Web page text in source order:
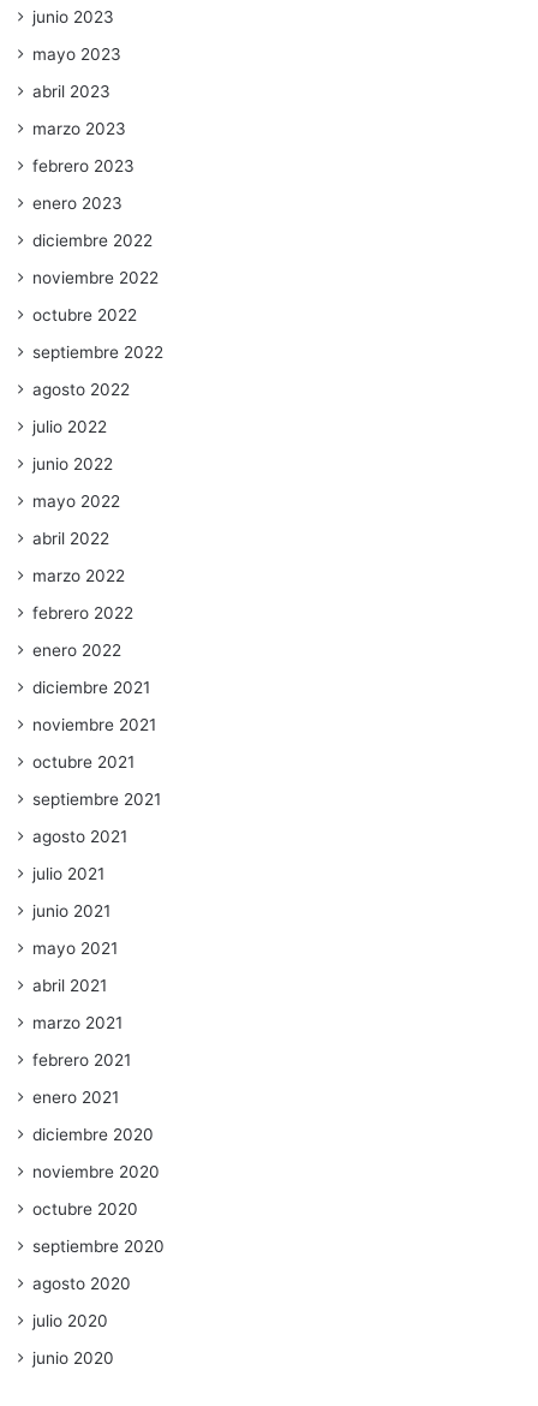
junio 2023
mayo 2023
abril 2023
marzo 2023
febrero 2023
enero 2023
diciembre 2022
noviembre 2022
octubre 2022
septiembre 2022
agosto 2022
julio 2022
junio 2022
mayo 2022
abril 2022
marzo 2022
febrero 2022
enero 2022
diciembre 2021
noviembre 2021
octubre 2021
septiembre 2021
agosto 2021
julio 2021
junio 2021
mayo 2021
abril 2021
marzo 2021
febrero 2021
enero 2021
diciembre 2020
noviembre 2020
octubre 2020
septiembre 2020
agosto 2020
julio 2020
junio 2020